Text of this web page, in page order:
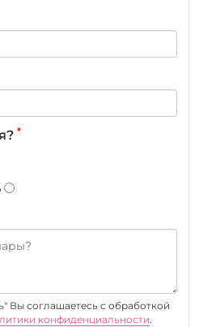
*
Вы соглашаетесь c обработкой
конфиденциальности.